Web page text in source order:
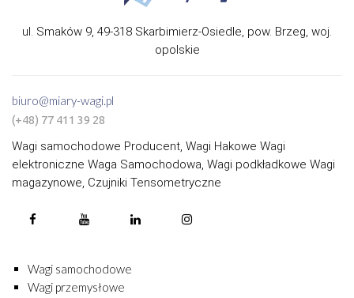
ul. Smaków 9, 49-318 Skarbimierz-Osiedle, pow. Brzeg, woj.
opolskie
biuro@miary-wagi.pl
(+48) 77 411 39 28
Wagi samochodowe Producent, Wagi Hakowe Wagi
elektroniczne Waga Samochodowa, Wagi podkładkowe Wagi
magazynowe, Czujniki Tensometryczne
Wagi samochodowe
Wagi przemysłowe